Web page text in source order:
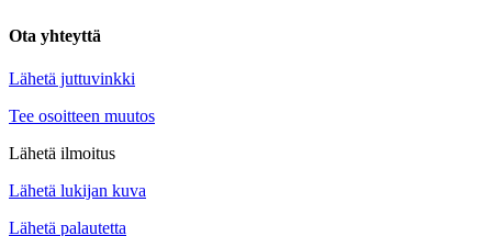
Ota yhteyttä
Lähetä juttuvinkki
Tee osoitteen muutos
Lähetä ilmoitus
Lähetä lukijan kuva
Lähetä palautetta